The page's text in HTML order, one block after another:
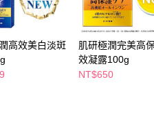
理人或監護人之同意方可使用
者引起之損失，本公司不負相關責
個別帳號之用戶狀況，依本公司即
不足之情形，本公司將視審查結果
訊註冊。若發現惡意使用之情形，
之使用額度並採取法律行動。
運費
)
費
高效美白淡斑
肌研極潤完美高
效凝露100g
NT$650